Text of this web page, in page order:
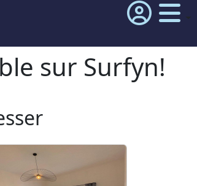
sur Surfyn!